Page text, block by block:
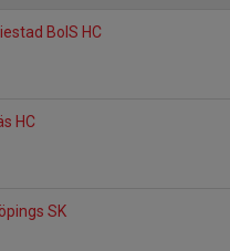
BoIS HC
HC
SK